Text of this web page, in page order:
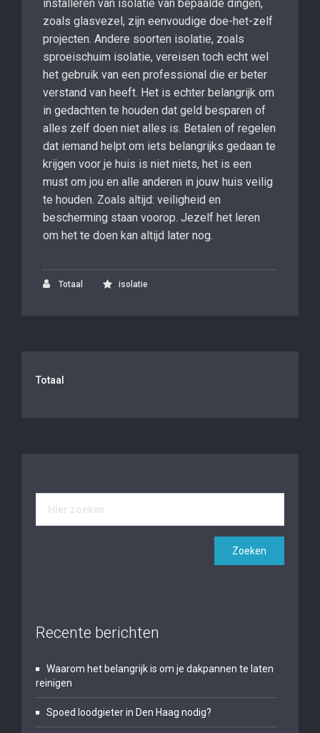
installeren van isolatie van bepaalde dingen,
zoals glasvezel, zijn eenvoudige doe-het-zelf
projecten. Andere soorten isolatie, zoals
sproeischuim isolatie, vereisen toch echt wel
het gebruik van een professional die er beter
verstand van heeft. Het is echter belangrijk om
in gedachten te houden dat geld besparen of
alles zelf doen niet alles is. Betalen of regelen
dat iemand helpt om iets belangrijks gedaan te
krijgen voor je huis is niet niets, het is een
must om jou en alle anderen in jouw huis veilig
te houden. Zoals altijd: veiligheid en
bescherming staan ​​voorop. Jezelf het leren
om het te doen kan altijd later nog.
Totaal isolatie
Totaal
Recente berichten
Waarom het belangrijk is om je dakpannen te laten
reinigen
Spoed loodgieter in Den Haag nodig?